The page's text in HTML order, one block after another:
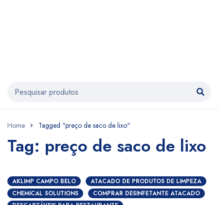
Home Tagged "preço de saco de lixo"
Tag: preço de saco de lixo
AKLIMP CAMPO BELO
ATACADO DE PRODUTOS DE LIMPEZA
CHEMICAL SOLUTIONS
COMPRAR DESINFETANTE ATACADO